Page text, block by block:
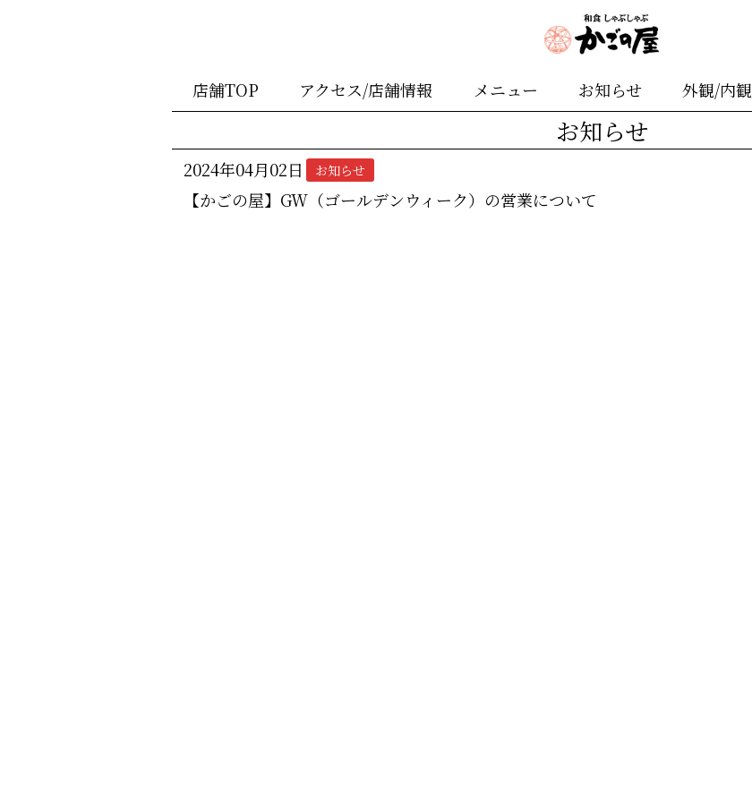
店舗TOP アクセス/店舗情報 メニュー お知らせ 外観/内観
お知らせ
2024年04月02日 お知らせ
【かごの屋】GW（ゴールデンウィーク）の営業について